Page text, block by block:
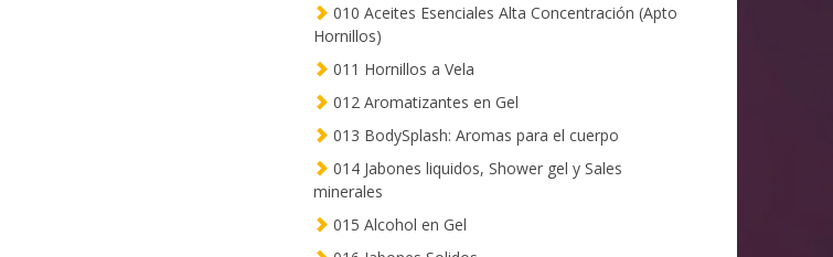
010 Aceites Esenciales Alta Concentración (Apto
Hornillos)
011 Hornillos a Vela
012 Aromatizantes en Gel
013 BodySplash: Aromas para el cuerpo
014 Jabones liquidos, Shower gel y Sales
minerales
015 Alcohol en Gel